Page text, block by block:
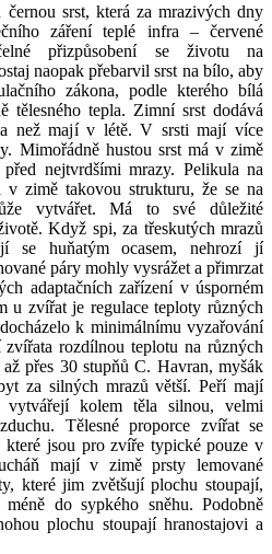
srst, která za mrazivých dny
záření teplé infra – červené
přizpůsobení se životu na
naopak přebarvil srst na bílo, aby
zákona, podle kterého bílá
tělesného tepla. Zimní srst dodává
než mají v létě. V srsti mají více
Mimořádně hustou srst má v zimě
nejtvrdšími mrazy. Pelikula na
v zimě takovou strukturu, že se na
vytvářet. Má to své důležité
Když spi, za třeskutých mrazů
se huňatým ocasem, nehrozí jí
páry mohly vysrážet a přimrzat
adaptačních zařízení v úsporném
u zvířat je regulace teploty různých
k minimálnímu vyzařování
rozdílnou teplotu na různých
přes 30 stupňů C. Havran, myšák
za silných mrazů větší. Peří mají
kolem těla silnou, velmi
Tělesné proporce zvířat se
jsou pro zvíře typické pouze v
mají v zimě prsty lemované
které jim zvětšují plochu stoupají,
do sypkého sněhu. Podobně
plochu stoupají hranostajovi a